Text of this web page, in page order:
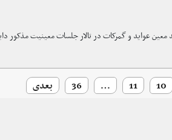
عواید و گمرکات در تالار جلسات معینیت مذکور
10
11
…
36 بعدی